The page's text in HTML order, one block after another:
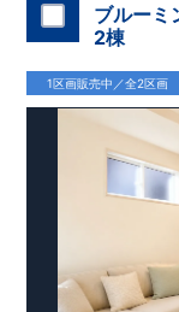
ブルーミ
2棟
1区画販売中／全2区画